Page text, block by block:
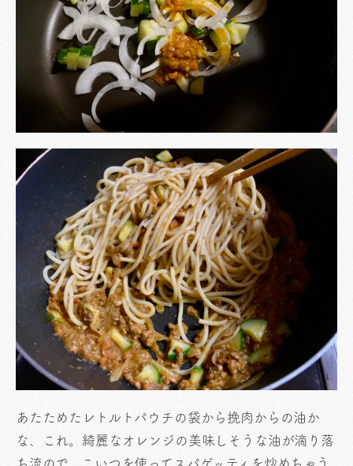
あたためたレトルトパウチの袋から挽肉からの油か
な、これ。綺麗なオレンジの美味しそうな油が滴り落
ち流ので、こいつを使ってスパゲッティを炒めちゃう